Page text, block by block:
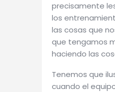
precisamente
los
las cosas que
que tengamos
haciendo las
Tenemos que
cuando el